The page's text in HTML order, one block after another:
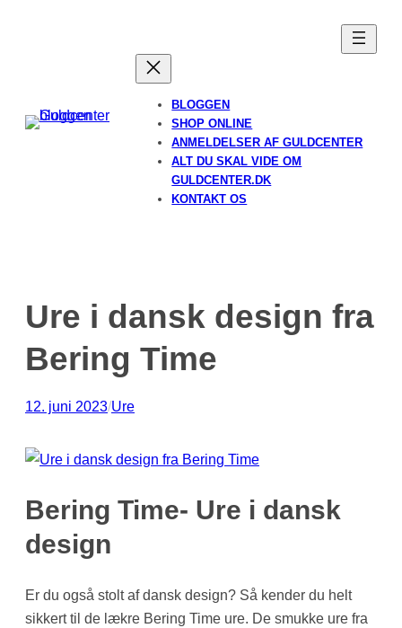
BLOGGEN
SHOP ONLINE
ANMELDELSER AF GULDCENTER
ALT DU SKAL VIDE OM
GULDCENTER.DK
KONTAKT OS
Ure i dansk design fra
Bering Time
12. juni 2023/Ure
Bering Time- Ure i dansk
design
Er du også stolt af dansk design? Så kender du helt
sikkert til de lækre Bering Time ure. De smukke ure fra